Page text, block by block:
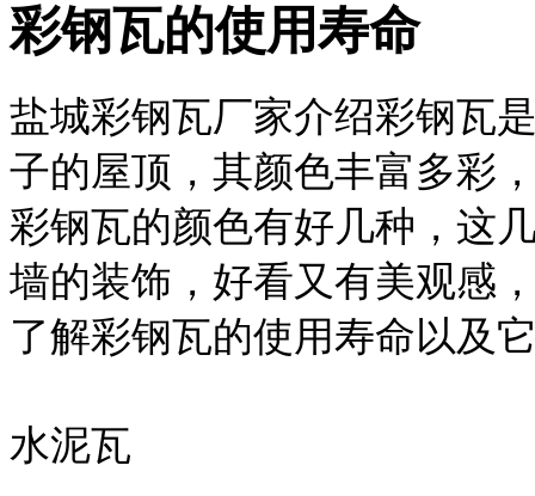
彩钢瓦的使用寿命
盐城彩钢瓦厂家介绍彩钢瓦
子的屋顶，其颜色丰富多彩
彩钢瓦的颜色有好几种，这
墙的装饰，好看又有美观感
了解彩钢瓦的使用寿命以及
水泥瓦